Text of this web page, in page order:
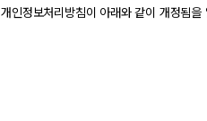
개인정보처리방침이 아래와 같이 개정됨